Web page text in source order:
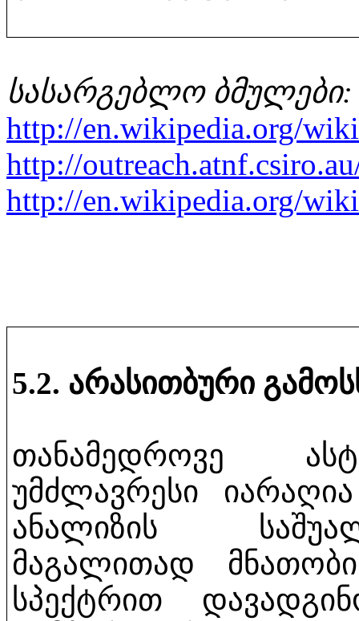
სასარგებლო ბმულები:
http://en.wikipedia.org/
http://
http://en.wikipedia.org/
5.2. არასითბური
თანამედროვე
უმძლავრესი
ანალიზის
მაგალითად
სპექტრით